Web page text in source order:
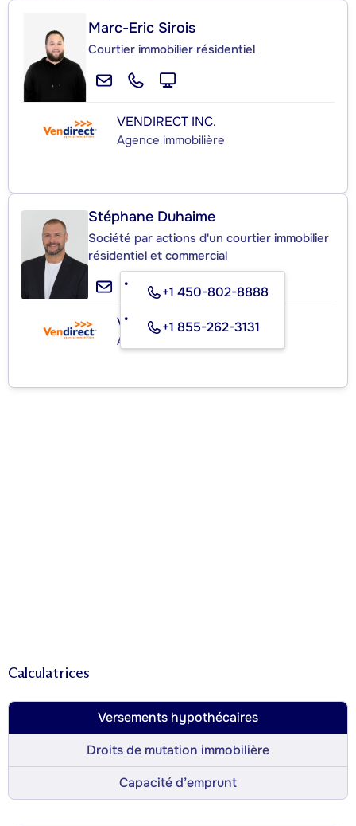
Marc-Eric Sirois
Courtier immobilier résidentiel
VENDIRECT INC.
Agence immobilière
Stéphane Duhaime
Société par actions d'un courtier immobilier
résidentiel et commercial
+1 450-802-8888
+1 855-262-3131
VENDIRECT INC.
Agence immobilière
Calculatrices
Versements hypothécaires
Droits de mutation immobilière
Capacité d’emprunt